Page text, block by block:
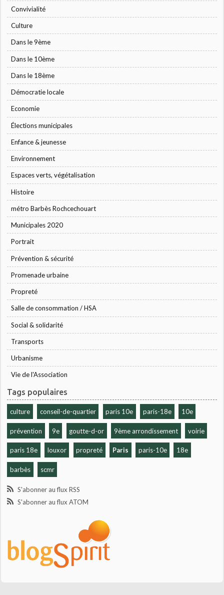
Convivialité
Culture
Dans le 9ème
Dans le 10ème
Dans le 18ème
Démocratie locale
Economie
Élections municipales
Enfance & jeunesse
Environnement
Espaces verts, végétalisation
Histoire
métro Barbès Rochcechouart
Municipales 2020
Portrait
Prévention & sécurité
Promenade urbaine
Propreté
Salle de consommation / HSA
Social & solidarité
Transports
Urbanisme
Vie de l'Association
Tags populaires
culture conseil-de-quartier paris 10e paris-18e 10e
prévention 9e goutte-d-or 9ème arrondissement voirie
paris 18e louxor propreté Paris paris-10e 18e
barbès scmr
S'abonner au flux RSS
S'abonner au flux ATOM